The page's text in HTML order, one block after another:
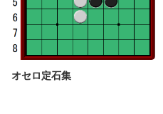
オセロ定石集